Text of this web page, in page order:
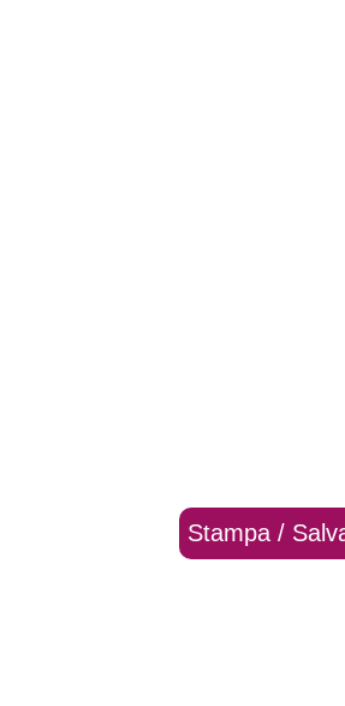
Stampa /